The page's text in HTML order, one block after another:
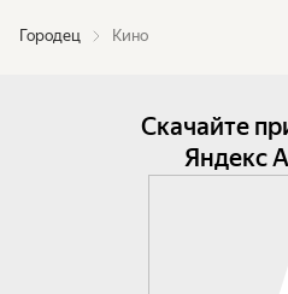
Городец Кино
Скачайте
Яндекс